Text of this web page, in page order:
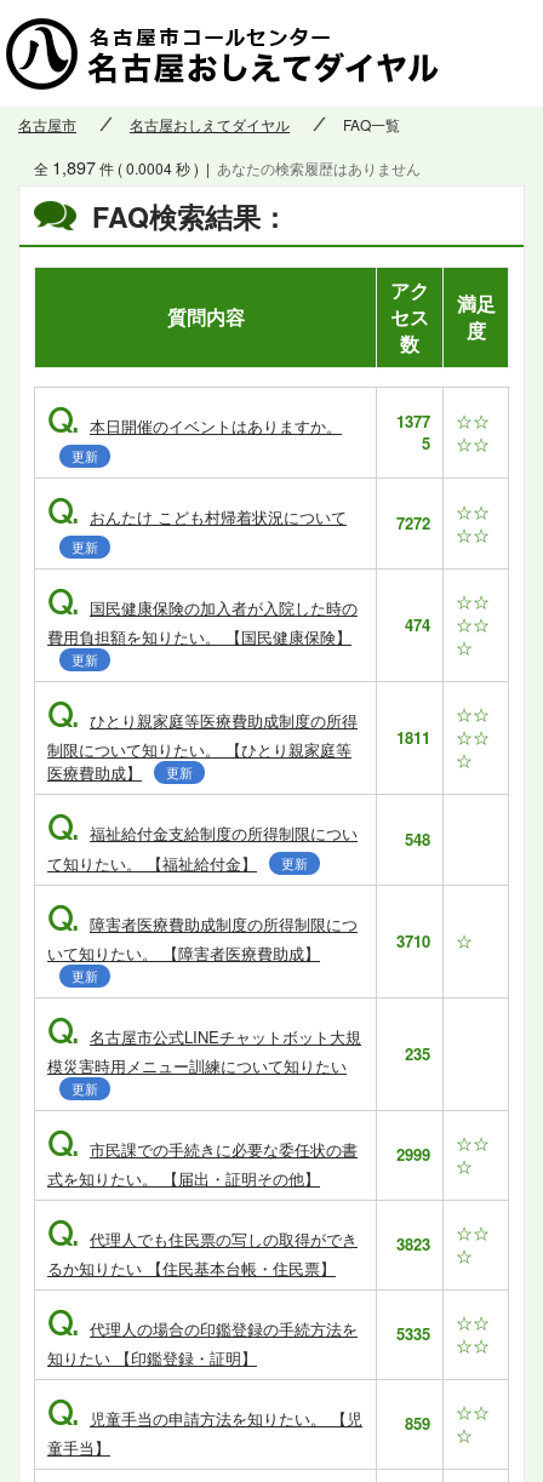
名古屋市 名古屋おしえてダイヤル FAQ一覧
FAQ検索結果：
全 1,897件 ( 0.0004 秒 ) | あなたの検索履歴はありません
質問内容
アク
セス
数
満足
度
Q. 本日開催のイベントはありますか。
更新
1377
5
☆☆
☆☆
Q. おんたけ こども村帰着状況について
更新
7272
☆☆
☆☆
Q. 国民健康保険の加入者が入院した時の
費用負担額を知りたい。 【国民健康保険】
更新
474
☆☆
☆☆
☆
Q. ひとり親家庭等医療費助成制度の所得
制限について知りたい。 【ひとり親家庭等
医療費助成】
更新
1811
☆☆
☆☆
☆
Q. 福祉給付金支給制度の所得制限につい
て知りたい。 【福祉給付金】
更新
548
Q. 障害者医療費助成制度の所得制限につ
いて知りたい。 【障害者医療費助成】
更新
3710 ☆
Q. 名古屋市公式LINEチャットボット大規
模災害時用メニュー訓練について知りたい
更新
235
Q. 市民課での手続きに必要な委任状の書
式を知りたい。 【届出・証明その他】
2999
☆☆
☆
Q. 代理人でも住民票の写しの取得ができ
るか知りたい 【住民基本台帳・住民票】
3823
☆☆
☆
Q. 代理人の場合の印鑑登録の手続方法を
知りたい 【印鑑登録・証明】
5335
☆☆
☆☆
Q.
児童手当の申請方法を知りたい。 【児
童手当】
859
☆☆
☆